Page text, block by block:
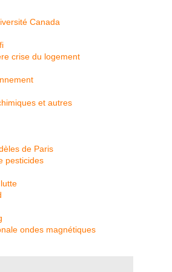
Canada
crise du logement
et autres
de Paris
pesticides
ondes magnétiques